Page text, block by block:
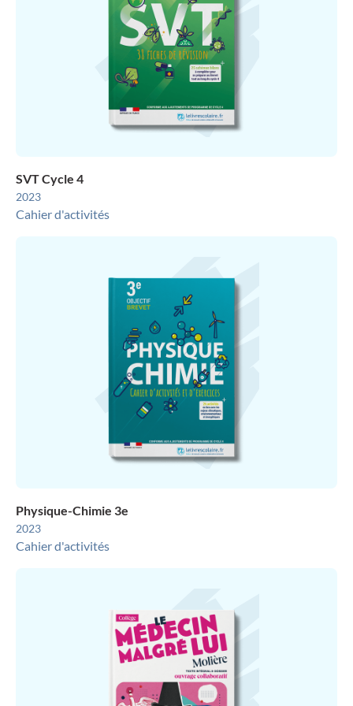
SVT Cycle 4
2023
Cahier d'activités
Physique-Chimie 3e
2023
Cahier d'activités